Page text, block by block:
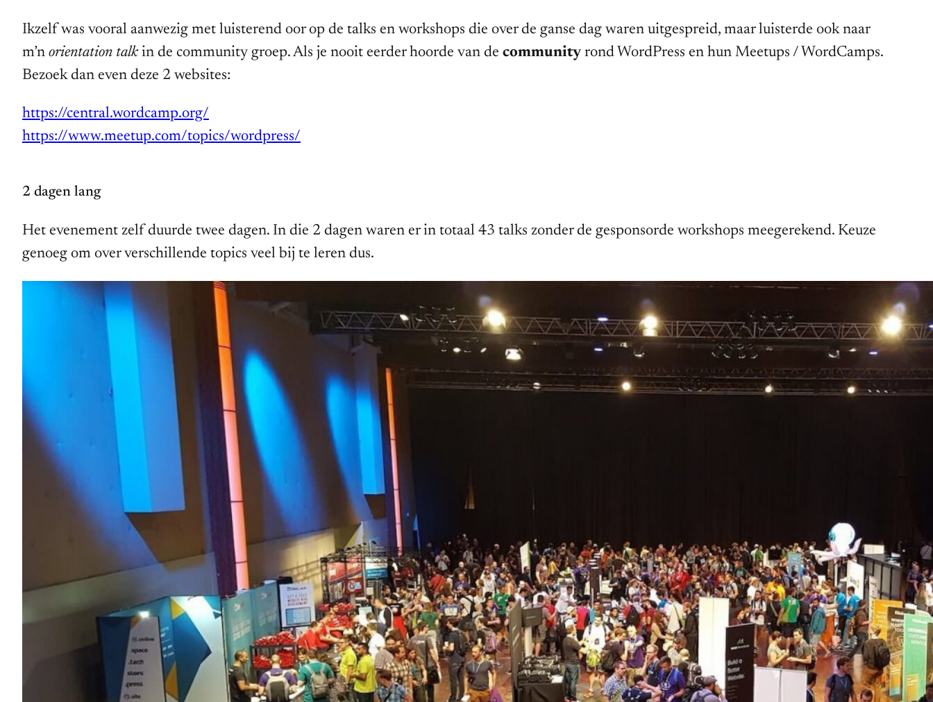
Ikzelf was vooral aanwezig met luisterend oor op de talks en workshops die over de ganse dag waren uitgespreid, maar luisterde ook naar
m’n orientation talk in de community groep. Als je nooit eerder hoorde van de community rond WordPress en hun Meetups / WordCamps.
Bezoek dan even deze 2 websites:
https://central.wordcamp.org/
https://www.meetup.com/topics/wordpress/
2 dagen lang
Het evenement zelf duurde twee dagen. In die 2 dagen waren er in totaal 43 talks zonder de gesponsorde workshops meegerekend. Keuze
genoeg om over verschillende topics veel bij te leren dus.